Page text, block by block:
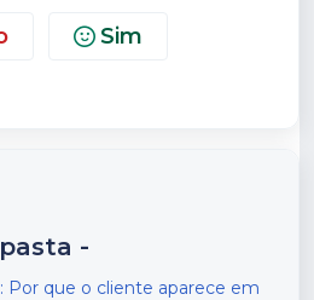
Sim
-
Por que o cliente aparece em